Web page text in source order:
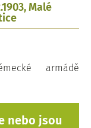
Malé
armádě
nebo jsou